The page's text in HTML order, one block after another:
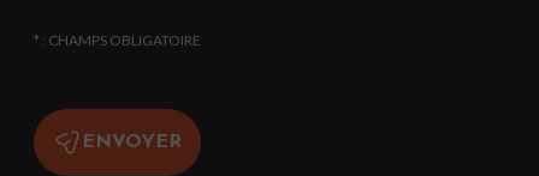
ENVOYER
* : CHAMPS OBLIGATOIRE